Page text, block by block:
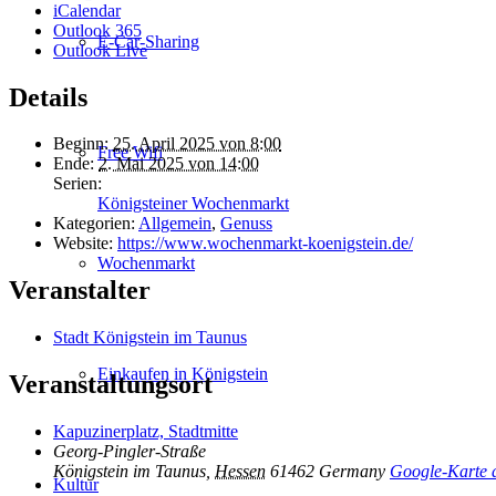
E-Car-Sharing
Free Wifi
Wochenmarkt
Einkaufen in Königstein
Kultur
iCalendar
Outlook 365
Outlook Live
Details
Beginn: 25. April 2025 von 8:00
Ende: 2. Mai 2025 von 14:00
Serien:
Königsteiner Wochenmarkt
Kategorien: Allgemein, Genuss
Website: https://www.wochenmarkt-koenigstein.de/
Veranstalter
Stadt Königstein im Taunus
Veranstaltungsort
Kapuzinerplatz, Stadtmitte
Georg-Pingler-Straße
Königstein im Taunus Hessen 61462 Germany Google-Karte